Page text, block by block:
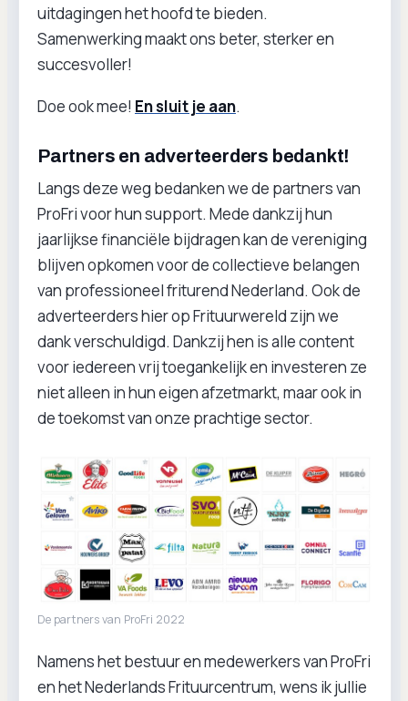
uitdagingen het hoofd te bieden.
Samenwerking maakt ons beter, sterker en
succesvoller!
Doe ook mee! En sluit je aan.
Partners en adverteerders bedankt!
Langs deze weg bedanken we de partners van
ProFri voor hun support. Mede dankzij hun
jaarlijkse financiële bijdragen kan de vereniging
blijven opkomen voor de collectieve belangen
van professioneel friturend Nederland. Ook de
adverteerders hier op Frituurwereld zijn we
dank verschuldigd. Dankzij hen is alle content
voor iedereen vrij toegankelijk en investeren ze
niet alleen in hun eigen afzetmarkt, maar ook in
de toekomst van onze prachtige sector.
De partners van ProFri 2022
Namens het bestuur en medewerkers van ProFri
en het Nederlands Frituurcentrum, wens ik jullie